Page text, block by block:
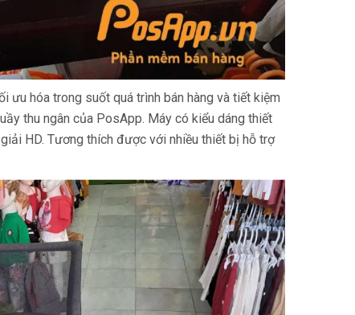
ưu hóa trong suốt quá trình bán hàng và tiết kiệm
thu ngân của PosApp. Máy có kiểu dáng thiết
HD. Tương thích được với nhiều thiết bị hỗ trợ